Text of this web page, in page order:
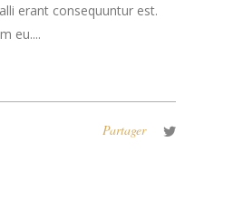
erant consequuntur est.
eu....
Partager